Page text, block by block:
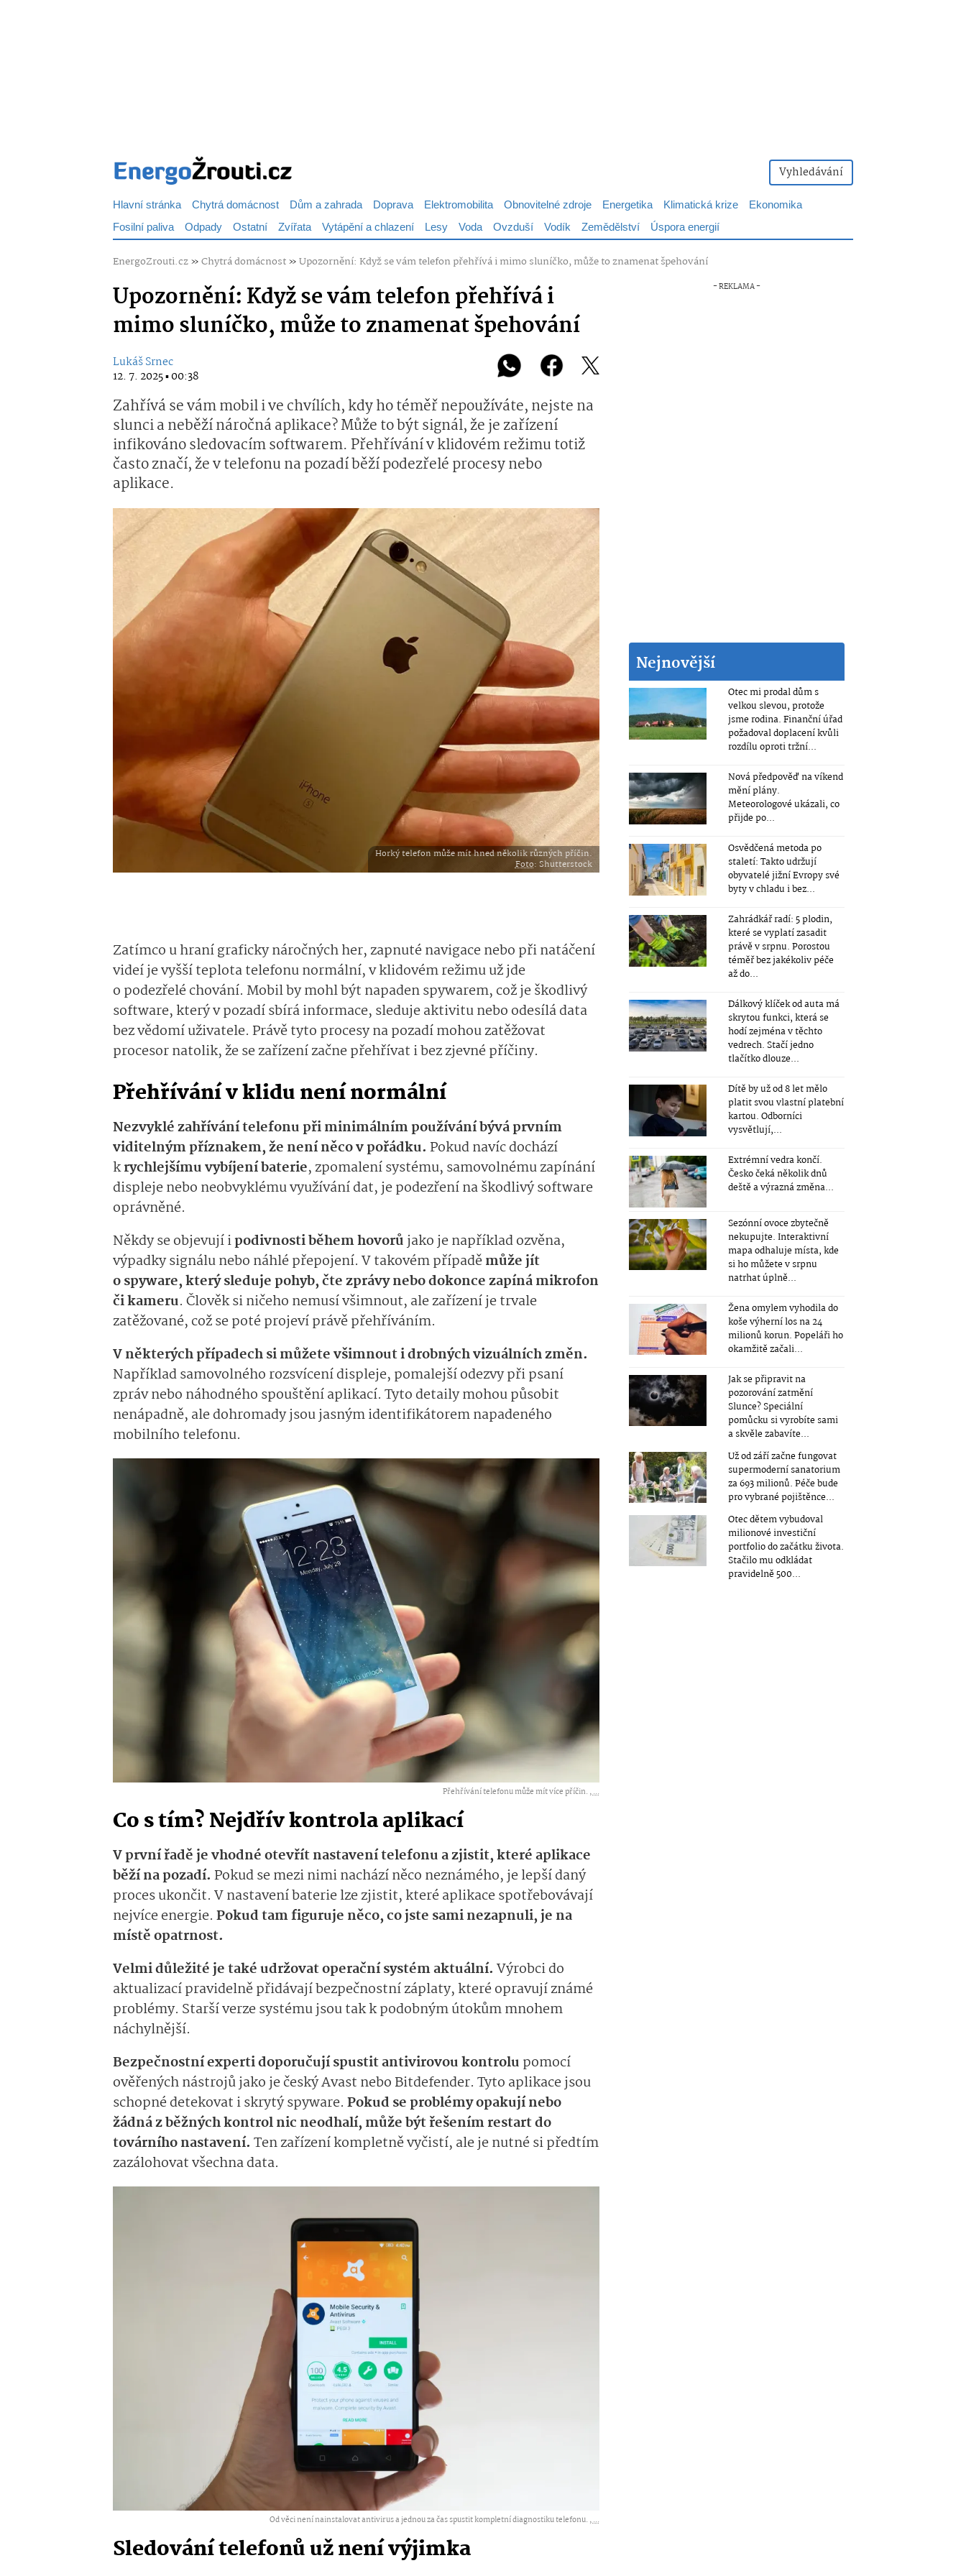
Vyhledávání
Hlavní stránka Chytrá domácnost Dům a zahrada Doprava Elektromobilita Obnovitelné zdroje Energetika Klimatická krize
Ekonomika
Fosilní paliva Odpady Ostatní Zvířata Vytápění a chlazení Lesy Voda Ovzduší Vodík Zemědělství Úspora energií
EnergoZrouti.cz»Chytrá domácnost»Upozornění: Když se vám telefon přehřívá i mimo sluníčko, může to znamenat špehování
Upozornění: Když se vám telefon přehřívá i
mimo sluníčko, může to znamenat špehování
Lukáš Srnec
12. 7. 2025 ▪ 00:38
Zahřívá se vám mobil i ve chvílích, kdy ho téměř nepoužíváte, nejste na
slunci a neběží náročná aplikace? Může to být signál, že je zařízení
infikováno sledovacím softwarem. Přehřívání v klidovém režimu totiž
často značí, že v telefonu na pozadí běží podezřelé procesy nebo
aplikace.
Horký telefon může mít hned několik různých příčin.
Foto: Shutterstock
Zatímco u hraní graficky náročných her, zapnuté navigace nebo při natáčení
videí je vyšší teplota telefonu normální, v klidovém režimu už jde
o podezřelé chování. Mobil by mohl být napaden spywarem, což je škodlivý
software, který v pozadí sbírá informace, sleduje aktivitu nebo odesílá data
bez vědomí uživatele. Právě tyto procesy na pozadí mohou zatěžovat
procesor natolik, že se zařízení začne přehřívat i bez zjevné příčiny.
Přehřívání v klidu není normální
Nezvyklé zahřívání telefonu při minimálním používání bývá prvním
viditelným příznakem, že není něco v pořádku. Pokud navíc dochází
krychlejšímu vybíjení baterie, zpomalení systému, samovolnému zapínání
displeje nebo neobvyklému využívání dat, je podezření na škodlivý software
oprávněné.
Někdy se objevují ipodivnosti během hovorůjako je například ozvěna,
výpadky signálu nebo náhlé přepojení. V takovém případěmůže jít
o spyware, který sleduje pohyb, čte zprávy nebo dokonce zapíná mikrofon
či kameru. Člověk si ničeho nemusí všimnout, ale zařízení je trvale
zatěžované, což se poté projeví právě přehříváním.
V některých případech si můžete všimnout i drobných vizuálních změn.
Například samovolného rozsvícení displeje, pomalejší odezvy při psaní
zpráv nebo náhodného spouštění aplikací. Tyto detaily mohou působit
nenápadně, ale dohromady jsou jasným identifikátorem napadeného
mobilního telefonu.
Přehřívání telefonu může mít více příčin. ,...
Co s tím? Nejdřív kontrola aplikací
V první řadě je vhodné otevřít nastavení telefonu a zjistit, které aplikace
běží na pozadí. Pokud se mezi nimi nachází něco neznámého, je lepší daný
proces ukončit. V nastavení baterie lze zjistit, které aplikace spotřebovávají
nejvíce energie. Pokud tam figuruje něco, co jste sami nezapnuli, je na
místě opatrnost.
Velmi důležité je také udržovat operační systém aktuální. Výrobci do
aktualizací pravidelně přidávají bezpečnostní záplaty, které opravují známé
problémy. Starší verze systému jsou tak k podobným útokům mnohem
náchylnější.
Bezpečnostní experti doporučují spustit antivirovou kontrolu pomocí
ověřených nástrojů jako je český Avast nebo Bitdefender. Tyto aplikace jsou
schopné detekovat i skrytý spyware. Pokud se problémy opakují nebo
žádná z běžných kontrol nic neodhalí, může být řešením restart do
továrního nastavení. Ten zařízení kompletně vyčistí, ale je nutné si předtím
zazálohovat všechna data.
Od věci není nainstalovat antivirus a jednou za čas spustit kompletní diagnostiku telefonu. ,...
Sledování telefonů už není výjimka
Nejnovější
Otec mi prodal dům s
velkou slevou, protože
jsme rodina. Finanční úřad
požadoval doplacení kvůli
rozdílu oproti tržní...
Nová předpověď na víkend
mění plány.
Meteorologové ukázali, co
přijde po...
Osvědčená metoda po
staletí: Takto udržují
obyvatelé jižní Evropy své
byty v chladu i bez...
Zahrádkář radí: 5 plodin,
které se vyplatí zasadit
právě v srpnu. Porostou
téměř bez jakékoliv péče
až do...
Dálkový klíček od auta má
skrytou funkci, která se
hodí zejména v těchto
vedrech. Stačí jedno
tlačítko dlouze...
Dítě by už od 8 let mělo
platit svou vlastní platební
kartou. Odborníci
vysvětlují,...
Extrémní vedra končí.
Česko čeká několik dnů
deště a výrazná změna...
Sezónní ovoce zbytečně
nekupujte. Interaktivní
mapa odhaluje místa, kde
si ho můžete v srpnu
natrhat úplně...
Žena omylem vyhodila do
koše výherní los na 24
milionů korun. Popeláři ho
okamžitě začali...
Jak se připravit na
pozorování zatmění
Slunce? Speciální
pomůcku si vyrobíte sami
a skvěle zabavíte...
Už od září začne fungovat
supermoderní sanatorium
za 693 milionů. Péče bude
pro vybrané pojištěnce...
Otec dětem vybudoval
milionové investiční
portfolio do začátku života.
Stačilo mu odkládat
pravidelně 500...